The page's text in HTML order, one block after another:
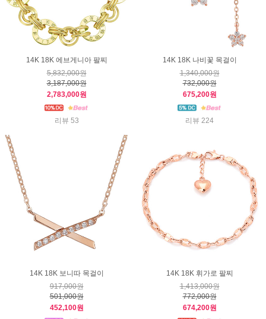
14K 18K 에브게니아 팔찌
5,832,000원
3,187,000원
2,783,000원
리뷰 53
14K 18K 나비꽃 목걸이
1,340,000원
732,000원
675,200원
리뷰 224
14K 18K 보니따 목걸이
917,000원
501,000원
452,100원
14K 18K 휘가로 팔찌
1,413,000원
772,000원
674,200원